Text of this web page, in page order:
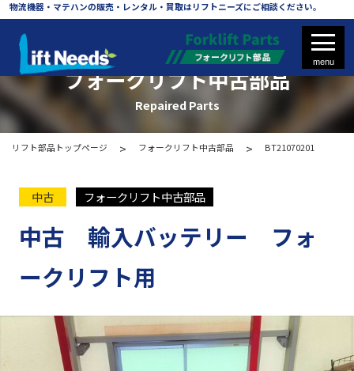
物流機器・マテハンの販売・レンタル・買取はリフトニーズにご相談ください。
新品バッテリー
タイヤ・ホイール
フォークリフト中古部品
Repaired Parts
リフト部品トップページ フォークリフト中古部品 BT21070201
中古 フォークリフト中古部品
中古 輸入バッテリー フォ
ークリフト用